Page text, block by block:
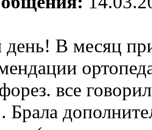
В месяц
все
Брала